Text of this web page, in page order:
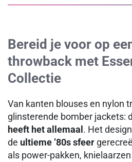
Bereid je voor op
throwback met
Collectie
Van kanten blouses en nylon
glinsterende bomber jackets:
heeft het allemaal . Het
de ultieme ’80s sfeer
als power-pakken,